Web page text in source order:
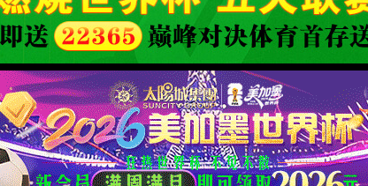
当前位置>首页>企业文化>廉洁文化